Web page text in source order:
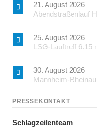
21. August 2026
Abendstraßenlauf
25. August 2026
LSG-Lauftreff 6:15
30. August 2026
Mannheim-Rheinau
PRESSEKONTAKT
Schlagzeilenteam